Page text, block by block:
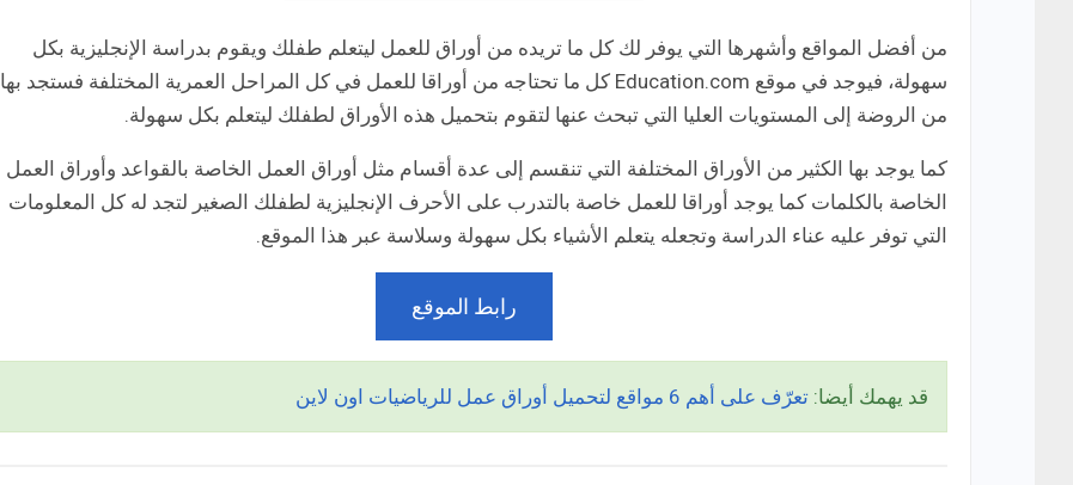
من أفضل المواقع وأشهرها التي يوفر لك كل ما تريده من أوراق للعمل ليتعلم طفلك ويقوم بدراسة الإنجليزية بكل
سهولة، فيوجد في موقع Education.com كل ما تحتاجه من أوراقا للعمل في كل المراحل العمرية المختلفة فستجد بها
من الروضة إلى المستويات العليا التي تبحث عنها لتقوم بتحميل هذه الأوراق لطفلك ليتعلم بكل سهولة.
كما يوجد بها الكثير من الأوراق المختلفة التي تنقسم إلى عدة أقسام مثل أوراق العمل الخاصة بالقواعد وأوراق العمل
الخاصة بالكلمات كما يوجد أوراقا للعمل خاصة بالتدرب على الأحرف الإنجليزية لطفلك الصغير لتجد له كل المعلومات
التي توفر عليه عناء الدراسة وتجعله يتعلم الأشياء بكل سهولة وسلاسة عبر هذا الموقع.
رابط الموقع
قد يهمك أيضا: تعرّف على أهم 6 مواقع لتحميل أوراق عمل للرياضيات اون لاين